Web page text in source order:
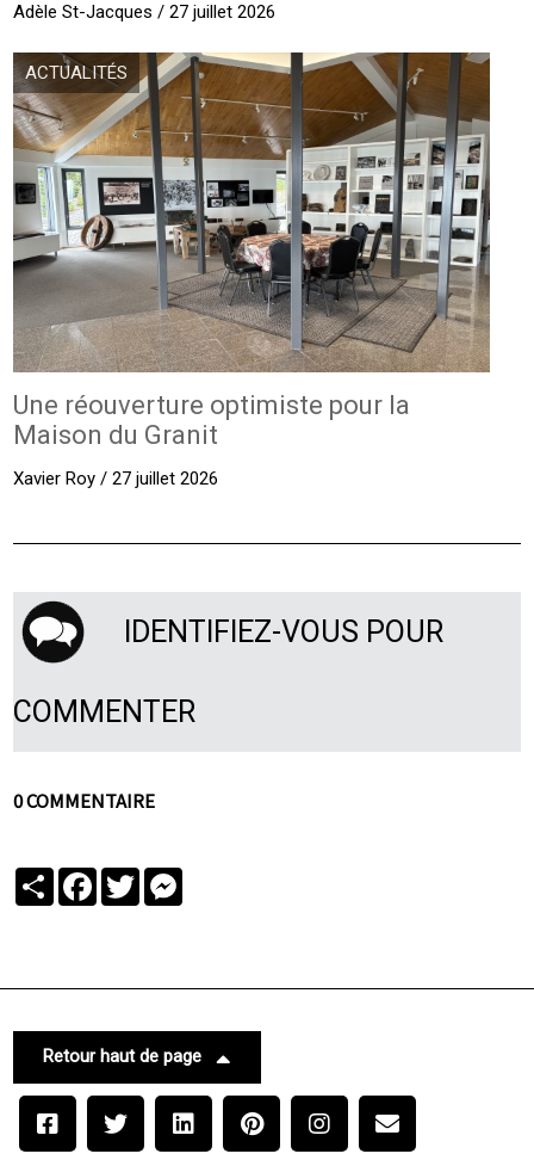
Adèle St-Jacques / 27 juillet 2026
ACTUALITÉS
Une réouverture optimiste pour la
Maison du Granit
Xavier Roy / 27 juillet 2026
IDENTIFIEZ-VOUS POUR
COMMENTER
0 COMMENTAIRE
PartagerFacebook
Twitter
Retour haut de page